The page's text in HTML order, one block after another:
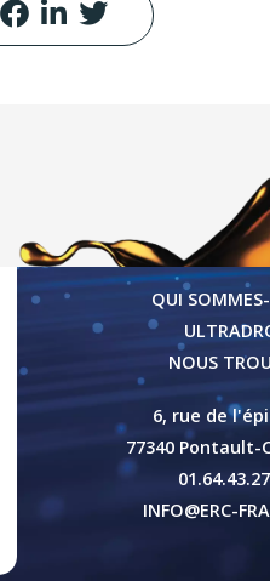
QUI
NOUS
6, rue de
77340 Pontault-
INFO@ERC-